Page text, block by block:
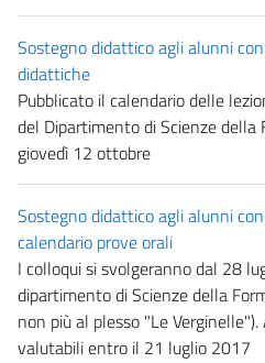
Sostegno didattico agli alunni
didattiche
Pubblicato il calendario delle
del Dipartimento di Scienze della
giovedì 12 ottobre
Sostegno didattico agli alunni
calendario prove orali
I colloqui si svolgeranno dal 28
dipartimento di Scienze della
non più al plesso "Le
valutabili entro il 21 luglio 2017